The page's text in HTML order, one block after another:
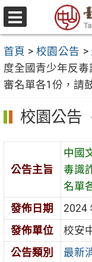
跳
至
要
內
容
區
選
單
首頁 > 校園公告 >
度全國青少年反
審名單各1份，請
校園公告
公告主旨
中國
毒識
名單
發佈日期
2024
發佈單位
校安
公告類別
最新